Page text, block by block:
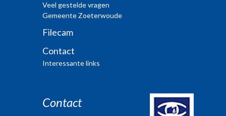
Veel gestelde vragen
Gemeente Zoeterwoude
Filecam
Contact
Interessante links
Contact